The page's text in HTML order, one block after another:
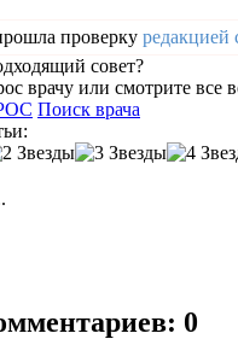
проверку редакцией
совет?
врачу или смотрите все
Поиск врача
0